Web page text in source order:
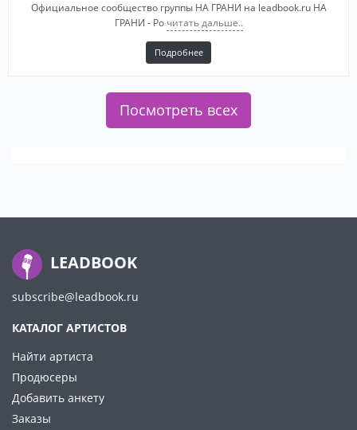
Официальное сообщество группы НА ГРАНИ на leadbook.ru НА
ГРАНИ - Ро читать дальше..
Подробнее
Посмотреть всех
LEADBOOK
subscribe@leadbook.ru
КАТАЛОГ АРТИСТОВ
Найти артиста
Продюсеры
Добавить анкету
Заказы